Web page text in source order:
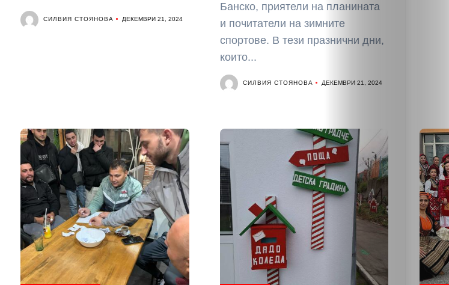
НАЧАЛО
Политика
СИЛВИЯ СТОЯНОВА ДЕКЕМВРИ 21, 2024
Банско, приятели на планината
и почитатели на зимните
спортове. В тези празнични дни,
които...
СИЛВИЯ СТОЯНОВА ДЕКЕМВРИ 21, 2024